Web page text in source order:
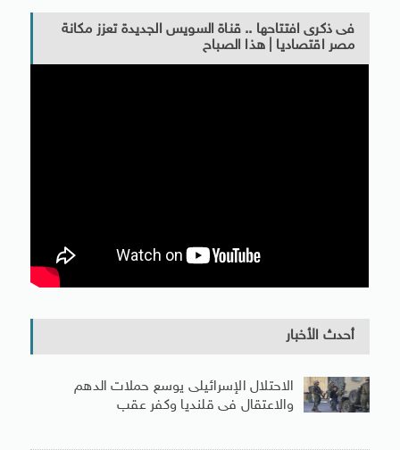
فى ذكرى افتتاحها .. قناة السويس الجديدة تعزز مكانة
مصر اقتصاديا | هذا الصباح
أحدث الأخبار
الاحتلال الإسرائيلى يوسع حملات الدهم
والاعتقال فى قلنديا وكفر عقب